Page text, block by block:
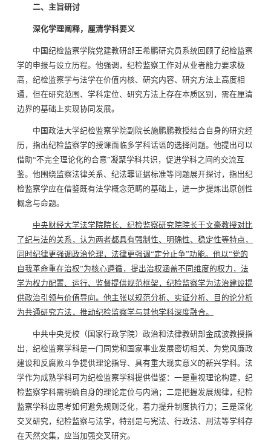
二、主旨研讨
深化学理阐释，厘清学科要义
中国纪检监察学院党建教研部王希鹏研究员系统回顾了纪检监察
学的申报与设立历程。他强调，纪检监察工作对从业者能力要求极
高，纪检监察学与法学在价值内核、研究内容、研究方法上高度相
通，但在研究范围、学科定位、研究方法上存在本质区别，需在厘清
边界的基础上实现协同发展。
中国政法大学纪检监察学院副院长施鹏鹏教授结合自身的研究经
历，指出纪检监察学的授课面临多学科话语的选择问题。他提出可以
借助“不完全理论化的合意”凝聚学科共识，促进学科之间的交流互
鉴。他围绕监察法律关系、纪法罪证据标准等问题展开探讨，指出纪
检监察学应在借鉴既有法学概念范畴的基础上，进一步提炼出原创性
概念与命题。
中央财经大学法学院院长、纪检监察研究院院长于文豪教授对比
了纪与法的关系，认为两者都具有强制性、明确性、稳定性等特点，
同时纪律更强调政治伦理，法律更强调“定分止争”功能。他以“党的
自我革命重在治权”为核心遵循，提出治权涵盖不同维度的权力，法
学为权力配置、运行、监督提供规范框架，纪检监察学为法治建设提
供政治引领与价值导向。他主张以规范分析、实证分析、目的论分析
为共通研究方法，推动纪检监察学与其他学科深度融合。
中共中央党校（国家行政学院）政治和法律教研部金成波教授指
出，纪检监察学科是一门同党和国家事业发展密切相关、为党风廉政
建设和反腐败斗争提供理论指导、具有重大现实意义的新兴学科。法
学作为成熟学科可为纪检监察学科提供借鉴：一是重视理论构建，纪
检监察学科需明确自身的理论定位与内涵；二是把握发展规律，纪检
监察学科应思考如何避免规则泛化，着力提升制度执行力；三是深化
交叉研究，纪检监察与法学，特别是与宪法、行政法、刑法等学科存
在天然交集，应当加强交叉研究。